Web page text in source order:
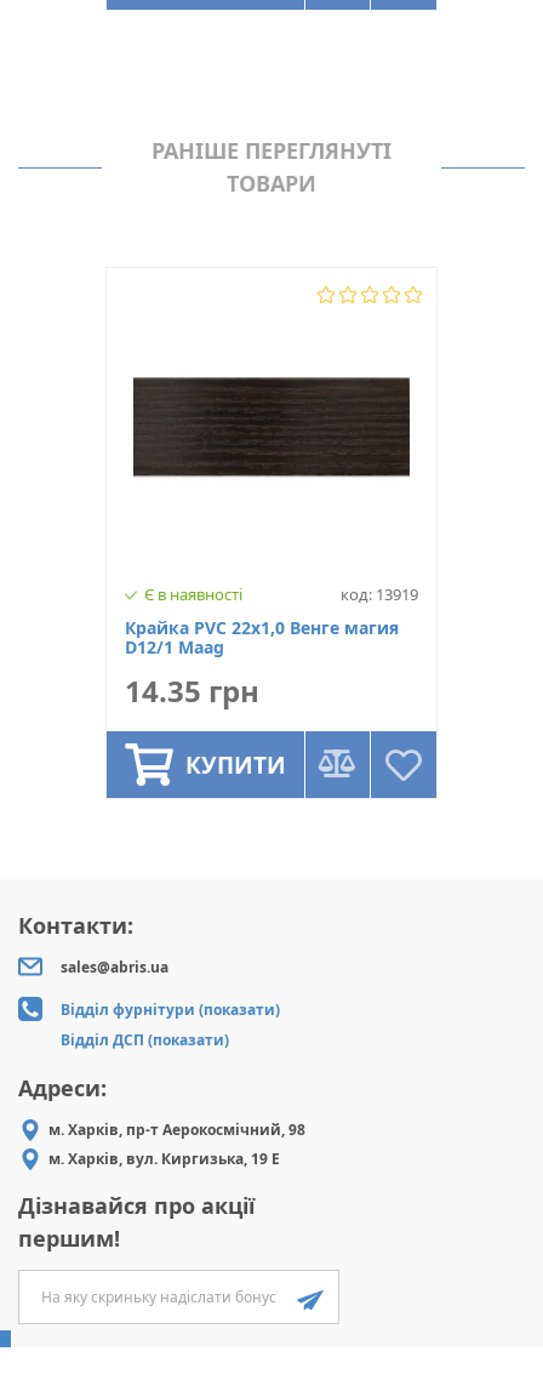
РАНІШЕ ПЕРЕГЛЯНУТІ
ТОВАРИ
Є в наявності код: 13919
Крайка PVC 22х1,0 Венге магия
D12/1 Maag
14.35 грн
КУПИТИ
Контакти:
sales@abris.ua
Відділ фурнітури (показати)
Відділ ДСП (показати)
Адреси:
м. Харків, пр-т Аерокосмічний, 98
м. Харків, вул. Киргизька, 19 Е
Дізнавайся про акції
першим!